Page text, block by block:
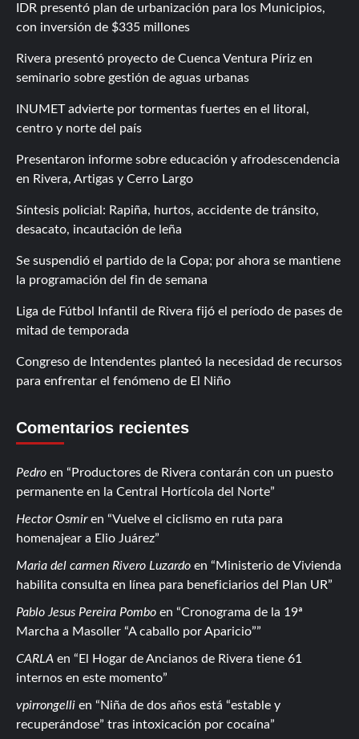
IDR presentó plan de urbanización para los Municipios,
con inversión de $335 millones
Rivera presentó proyecto de Cuenca Ventura Píriz en
seminario sobre gestión de aguas urbanas
INUMET advierte por tormentas fuertes en el litoral,
centro y norte del país
Presentaron informe sobre educación y afrodescendencia
en Rivera, Artigas y Cerro Largo
Síntesis policial: Rapiña, hurtos, accidente de tránsito,
desacato, incautación de leña
Se suspendió el partido de la Copa; por ahora se mantiene
la programación del fin de semana
Liga de Fútbol Infantil de Rivera fijó el período de pases de
mitad de temporada
Congreso de Intendentes planteó la necesidad de recursos
para enfrentar el fenómeno de El Niño
Comentarios recientes
Pedro en
Productores de Rivera contarán con un puesto
permanente en la Central Hortícola del Norte
Hector Osmiren
Vuelve el ciclismo en ruta para
homenajear a Elio Juárez
Maria del carmen Rivero Luzardo en
Ministerio de Vivienda
habilita consulta en línea para beneficiarios del Plan UR
Pablo Jesus Pereira Pombo en
Cronograma de la 19ª
Marcha a Masoller “A caballo por Aparicio”
CARLA en
El Hogar de Ancianos de Rivera tiene 61
internos en este momento
vpirrongelli en
Niña de dos años está “estable y
recuperándose” tras intoxicación por cocaína